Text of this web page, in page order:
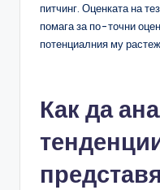
питчинг. Оценката на
помага за по-точни
потенциалния му растеж.
Как да